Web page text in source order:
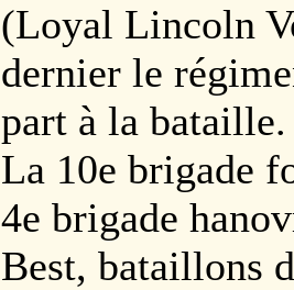
(Loyal Lincoln
dernier le
part à la bataille.
La 10e brigade
4e brigade
Best, bataillons